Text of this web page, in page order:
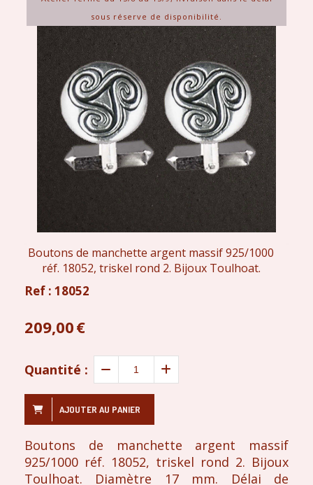
sous réserve de disponibilité.
Boutons de manchette argent massif 925/1000
réf. 18052, triskel rond 2. Bijoux Toulhoat.
Ref : 18052
209,00€
Quantité :
AJOUTER AU PANIER
Boutons de manchette argent massif
925/1000 réf. 18052, triskel rond 2. Bijoux
Toulhoat. Diamètre 17 mm. Délai de